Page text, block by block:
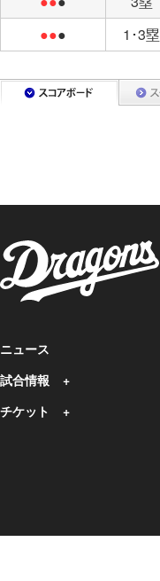
●●● 1･3塁
ニュース
試合情報
チケット